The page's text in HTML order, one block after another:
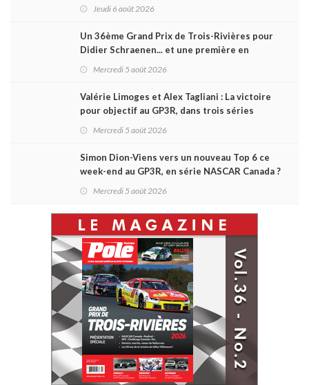
Jeudi 6 août 2026
Un 36ème Grand Prix de Trois-Rivières pour
Didier Schraenen... et une première en
Mercredi 5 août 2026
Valérie Limoges et Alex Tagliani : La victoire
pour objectif au GP3R, dans trois séries
Mercredi 5 août 2026
Simon Dion-Viens vers un nouveau Top 6 ce
week-end au GP3R, en série NASCAR Canada ?
Mercredi 5 août 2026